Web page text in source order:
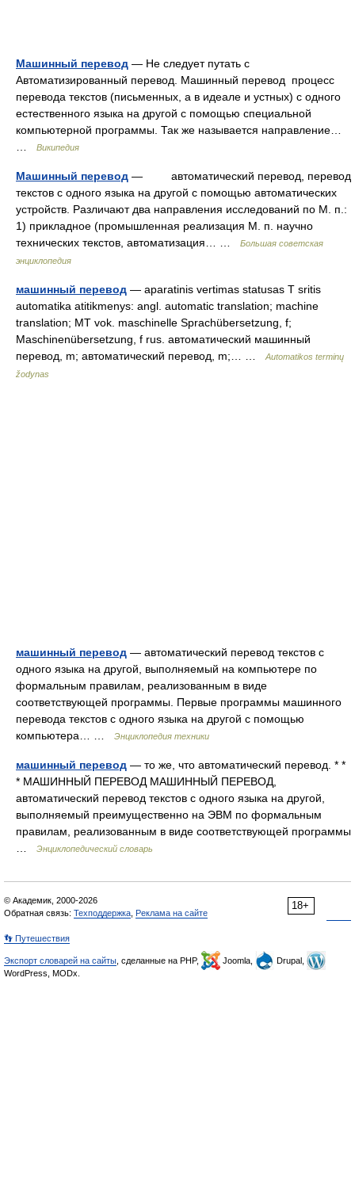
Машинный перевод — Не следует путать с
Автоматизированный перевод. Машинный перевод процесс
перевода текстов (письменных, а в идеале и устных) с одного
естественного языка на другой с помощью специальной
компьютерной программы. Так же называется направление…
Википедия
Машинный перевод — автоматический перевод, перевод
текстов с одного языка на другой с помощью автоматических
устройств. Различают два направления исследований по М. п.:
1) прикладное (промышленная реализация М. п. научно
технических текстов, автоматизация… …
Большая советская
энциклопедия
машинный перевод — aparatinis vertimas statusas T sritis
automatika atitikmenys: angl. automatic translation; machine
translation; MT vok. maschinelle Sprachübersetzung, f;
Maschinenübersetzung, f rus. автоматический машинный
перевод, m; автоматический перевод, m;… …
Automatikos terminų
žodynas
машинный перевод — автоматический перевод текстов с
одного языка на другой, выполняемый на компьютере по
формальным правилам, реализованным в виде
соответствующей программы. Первые программы машинного
перевода текстов с одного языка на другой с помощью
компьютера… …
Энциклопедия техники
машинный перевод — то же, что автоматический перевод. * *
* МАШИННЫЙ ПЕРЕВОД МАШИННЫЙ ПЕРЕВОД,
автоматический перевод текстов с одного языка на другой,
выполняемый преимущественно на ЭВМ по формальным
правилам, реализованным в виде соответствующей программы
Энциклопедический словарь
18+
© Академик, 2000-2026
Обратная связь: Техподдержка Реклама на сайте
👣 Путешествия
Экспорт словарей на сайты , сделанные на PHP, Joomla,
Drupal,
WordPress, MODx.